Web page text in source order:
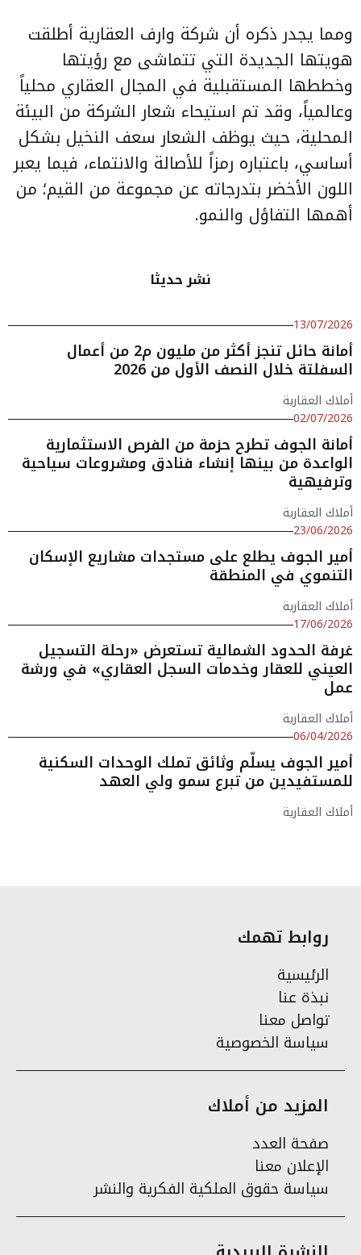
ومما يجدر ذكره أن شركة وارف العقارية أطلقت
هويتها الجديدة التي تتماشى مع رؤيتها
وخططها المستقبلية في المجال العقاري محلياً
وعالمياً، وقد تم استيحاء شعار الشركة من البيئة
المحلية، حيث يوظف ﺍﻟﺸﻌﺎﺭ سعف النخيل بشكل
أساسي، باعتباره رمزاً للأصالة والانتماء، فيما يعبر
اللون الأخضر بتدرجاته عن مجموعة من القيم؛ من
أهمها التفاؤل والنمو.
نشر حديثا
13/07/2026
أمانة حائل تنجز أكثر من مليون م2 من أعمال
السفلتة خلال النصف الأول من 2026
أملاك العقارية
02/07/2026
أمانة الجوف تطرح حزمة من الفرص الاستثمارية
الواعدة من بينها إنشاء فنادق ومشروعات سياحية
وترفيهية
أملاك العقارية
23/06/2026
أمير الجوف يطلع على مستجدات مشاريع الإسكان
التنموي في المنطقة
أملاك العقارية
17/06/2026
غرفة الحدود الشمالية تستعرض «رحلة التسجيل
العيني للعقار وخدمات السجل العقاري» في ورشة
عمل
أملاك العقارية
06/04/2026
أمير الجوف يسلّم وثائق تملك الوحدات السكنية
للمستفيدين من تبرع سمو ولي العهد
أملاك العقارية
روابط تهمك
الرئيسية
نبذة عنا
تواصل معنا
سياسة الخصوصية
المزيد من أملاك
صفحة العدد
الإعلان معنا
سياسة حقوق الملكية الفكرية والنشر